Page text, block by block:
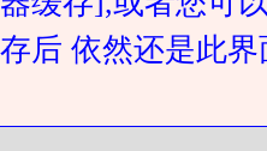
后 依然还是此